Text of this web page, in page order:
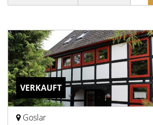
VERKAUFT
Goslar